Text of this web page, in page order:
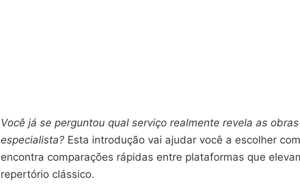
Você já se perguntou qual serviço realmente revela as
especialista? Esta introdução vai ajudar você a escolher
encontra comparações rápidas entre plataformas que
repertório clássico.